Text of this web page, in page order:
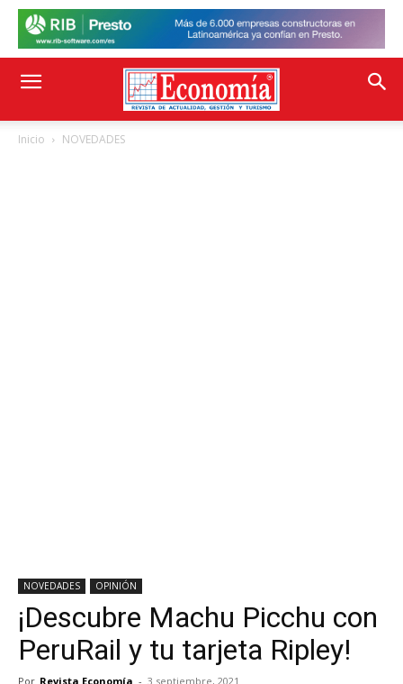
Inicio NOVEDADES
NOVEDADES OPINIÓN
¡Descubre Machu Picchu con
PeruRail y tu tarjeta Ripley!
Por Revista Economía - 3 septiembre, 2021